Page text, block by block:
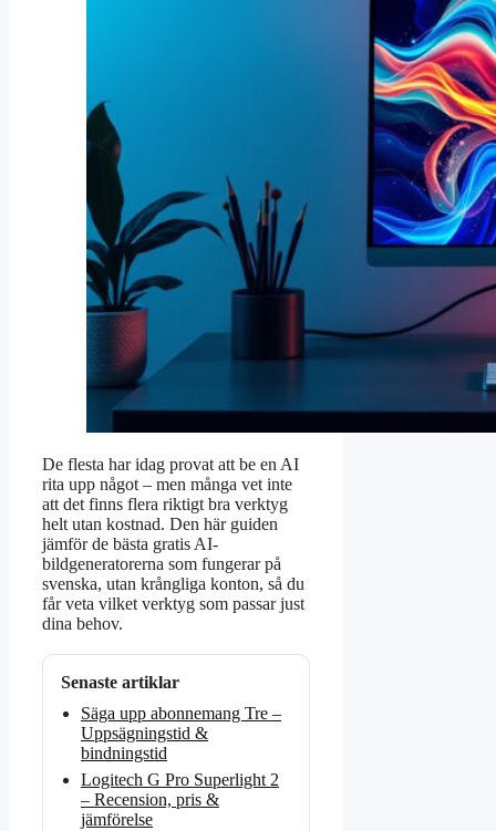
De flesta har idag provat att be en AI
rita upp något – men många vet inte
att det finns flera riktigt bra verktyg
helt utan kostnad. Den här guiden
jämför de bästa gratis AI-
bildgeneratorerna som fungerar på
svenska, utan krångliga konton, så du
får veta vilket verktyg som passar just
dina behov.
Senaste artiklar
Säga upp abonnemang Tre –
Uppsägningstid &
bindningstid
Logitech G Pro Superlight 2
– Recension, pris &
jämförelse